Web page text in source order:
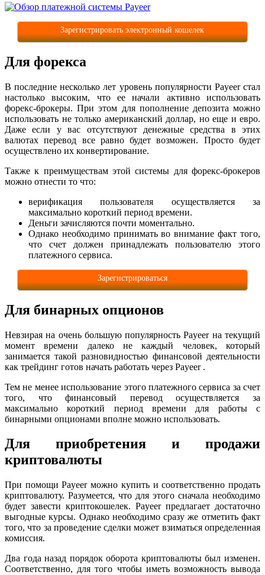
Зарегистрировать электронный кошелек
Для форекса
В последние несколько лет уровень популярности Payeer стал
настолько высоким, что ее начали активно использовать
форекс-брокеры. При этом для пополнение депозита можно
использовать не только американский доллар, но еще и евро.
Даже если у вас отсутствуют денежные средства в этих
валютах перевод все равно будет возможен. Просто будет
осуществлено их конвертирование.
Также к преимуществам этой системы для форекс-брокеров
можно отнести то что:
верификация пользователя осуществляется за
максимально короткий период времени.
Деньги зачисляются почти моментально.
Однако необходимо принимать во внимание факт того,
что счет должен принадлежать пользователю этого
платежного сервиса.
Зарегистрироваться
Для бинарных опционов
Невзирая на очень большую популярность Payeer на текущий
момент времени далеко не каждый человек, который
занимается такой разновидностью финансовой деятельности
как трейдинг готов начать работать через Payeer .
Тем не менее использование этого платежного сервиса за счет
того, что финансовый перевод осуществляется за
максимально короткий период времени для работы с
бинарными опционами вполне можно использовать.
Для приобретения и продажи
криптовалюты
При помощи Payeer можно купить и соответственно продать
криптовалюту. Разумеется, что для этого сначала необходимо
будет завести криптокошелек. Payeer предлагает достаточно
выгодные курсы. Однако необходимо сразу же отметить факт
того, что за проведение сделки может взиматься определенная
комиссия.
Два года назад порядок оборота криптовалюты был изменен.
Соответственно, для того чтобы иметь возможность вывода